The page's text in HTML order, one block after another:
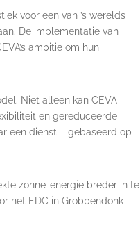
voor een van ’s werelds
De implementatie van
ambitie om hun
Niet alleen kan CEVA
en gereduceerde
een dienst – gebaseerd op
zonne-energie breder in te
het EDC in Grobbendonk